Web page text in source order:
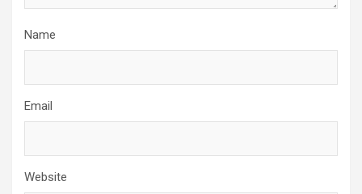
Name
Email
Website